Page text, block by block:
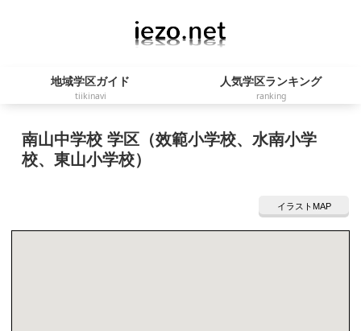
地域学区ガイド
tiikinavi
人気学区ランキング
ranking
南山中学校 学区（效範小学校、水南小学
校、東山小学校）
イラストMAP